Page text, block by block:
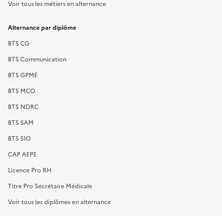
Voir tous les métiers en alternance
Alternance par diplôme
BTS CG
BTS Communication
BTS GPME
BTS MCO
BTS NDRC
BTS SAM
BTS SIO
CAP AEPE
Licence Pro RH
Titre Pro Secrétaire Médicale
Voir tous les diplômes en alternance